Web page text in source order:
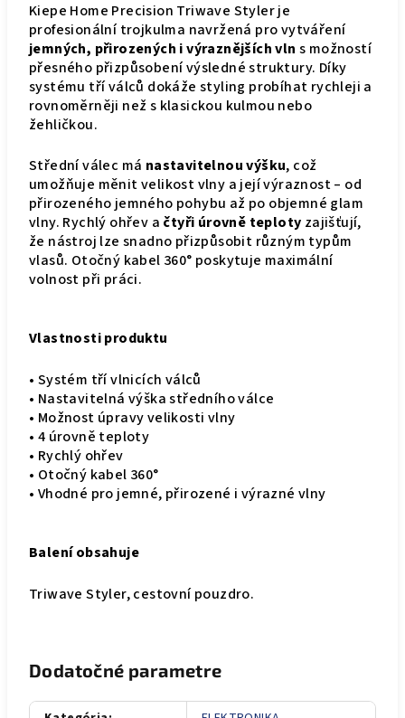
Kiepe Home Precision Triwave Styler je
profesionální trojkulma navržená pro vytváření
jemných, přirozených i výraznějších vln s možností
přesného přizpůsobení výsledné struktury. Díky
systému tří válců dokáže styling probíhat rychleji a
rovnoměrněji než s klasickou kulmou nebo
žehličkou.
Střední válec má nastavitelnou výšku, což
umožňuje měnit velikost vlny a její výraznost – od
přirozeného jemného pohybu až po objemné glam
vlny. Rychlý ohřev a čtyři úrovně teploty zajišťují,
že nástroj lze snadno přizpůsobit různým typům
vlasů. Otočný kabel 360° poskytuje maximální
volnost při práci.
Vlastnosti produktu
• Systém tří vlnicích válců
• Nastavitelná výška středního válce
• Možnost úpravy velikosti vlny
• 4 úrovně teploty
• Rychlý ohřev
• Otočný kabel 360°
• Vhodné pro jemné, přirozené i výrazné vlny
Balení obsahuje
Triwave Styler, cestovní pouzdro.
Dodatočné parametre